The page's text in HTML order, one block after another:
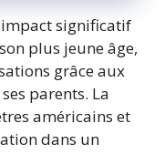
significatif
plus jeune âge,
grâce aux
parents. La
américains et
dans un